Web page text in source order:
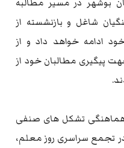
شاغل و بازنشسته از
ادامه خواهد داد و از
پیگیری مطالبان خود از
هماهنگی تشکل های صنفی
تجمع سراسری روز معلم،